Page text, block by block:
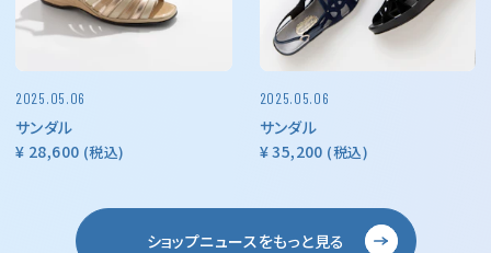
2025.05.06
サンダル
¥ 28,600 (税込)
2025.05.06
サンダル
¥ 35,200 (税込)
ショップニュースをもっと見る